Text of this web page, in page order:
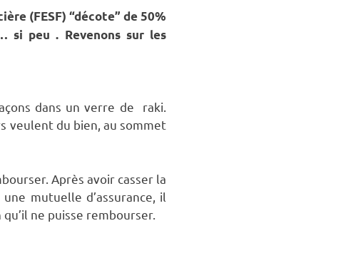
(FESF) “décote” de 50%
si peu . Revenons sur les
dans un verre de raki.
veulent du bien, au sommet
Après avoir casser la
mutuelle d’assurance, il
ne puisse rembourser.